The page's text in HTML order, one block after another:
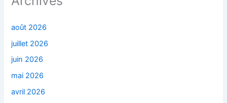
août 2026
juillet 2026
juin 2026
mai 2026
avril 2026